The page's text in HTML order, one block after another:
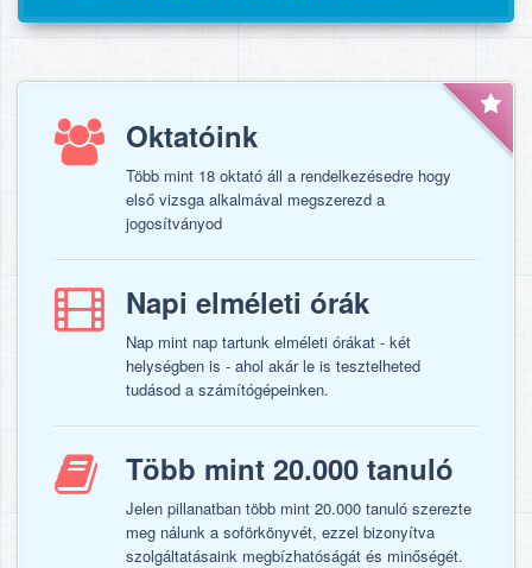
Oktatóink
Több mint 18 oktató áll a rendelkezésedre hogy
első vizsga alkalmával megszerezd a
jogosítványod
Napi elméleti órák
Nap mint nap tartunk elméleti órákat - két
helységben is - ahol akár le is tesztelheted
tudásod a számítógépeinken.
Több mint 20.000 tanuló
Jelen pillanatban több mint 20.000 tanuló szerezte
meg nálunk a soförkönyvét, ezzel bizonyítva
szolgáltatásaink megbízhatóságát és minőségét.